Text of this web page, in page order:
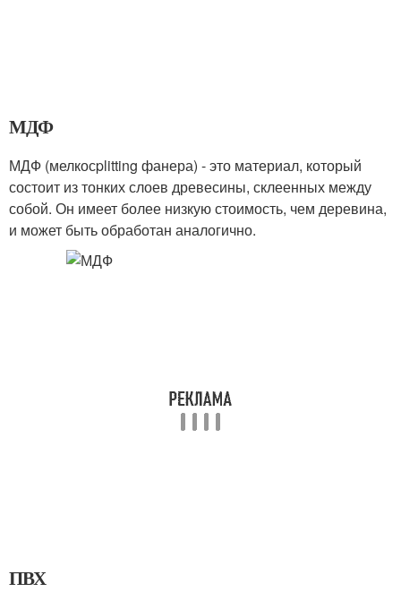
МДФ
МДФ (мелкосplitting фанера) - это материал, который
состоит из тонких слоев древесины, склеенных между
собой. Он имеет более низкую стоимость, чем деревина,
и может быть обработан аналогично.
ПВХ